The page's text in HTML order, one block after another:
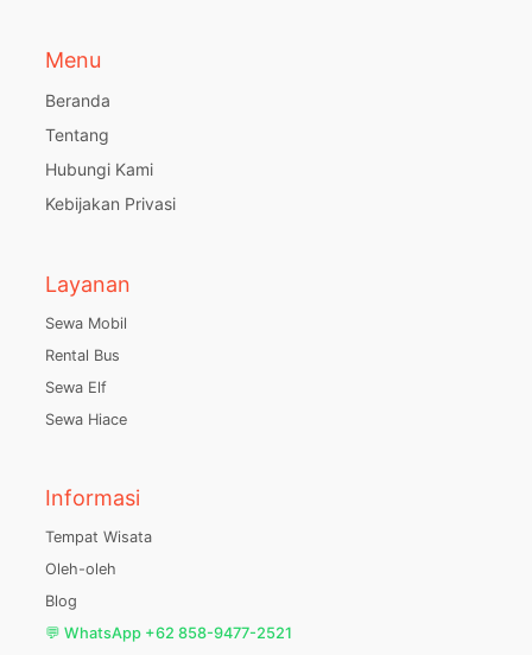
Menu
Beranda
Tentang
Hubungi Kami
Kebijakan Privasi
Layanan
Sewa Mobil
Rental Bus
Sewa Elf
Sewa Hiace
Informasi
Tempat Wisata
Oleh-oleh
Blog
💬 WhatsApp +62 858-9477-2521